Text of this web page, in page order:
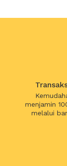
menjamin
melalui